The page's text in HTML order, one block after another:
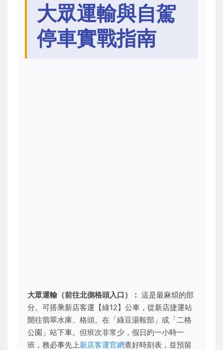
大眾運輸與自駕
停車實戰指南
大眾運輸（前往北側格頭入口）： 這是最麻煩的部
分。可搭乘新店客運【綠12】公車，從新店捷運站
開往翡翠水庫、格頭。在「綠豆湯鞍部」或「二格
公園」站下車。但班次非常少，假日約一小時一
班，務必事先上新店客運官網查好時刻表，並預留